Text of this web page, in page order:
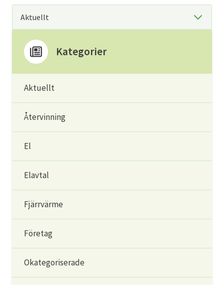
Kategorier
Aktuellt
Återvinning
El
Elavtal
Fjärrvärme
Företag
Okategoriserade